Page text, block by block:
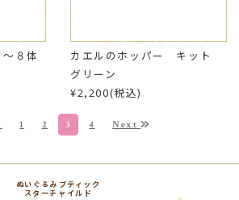
８体
カエルのホッパー キット
グリーン
¥2,200(税込)
1 2 3 4 Next
ぬいぐるみブティック
スターチャイルド